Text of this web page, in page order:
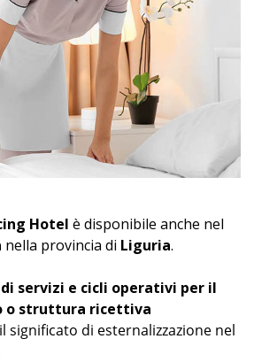
Hotel è disponibile anche nel
nella provincia di Liguria.
servizi e cicli operativi per il
o struttura ricettiva
significato di esternalizzazione nel